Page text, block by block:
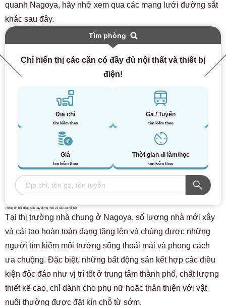
quanh Nagoya, hãy nhớ xem qua các mạng lưới đường sắt
khác sau đây.
Tìm phòng
Chỉ hiển thị các căn có đầy đủ nội thất và thiết bị
điện!
Địa chỉ
tìm kiếm theo
Ga / Tuyến
tìm kiếm theo
Giá
tìm kiếm theo
Thời gian đi làm/học
tìm kiếm theo
Thông tin bất động sản xây dựng mới và cải tạo nổi bật
Tại thị trường nhà chung ở Nagoya, số lượng nhà mới xây
và cải tạo hoàn toàn đang tăng lên và chúng được những
người tìm kiếm môi trường sống thoải mái và phong cách
ưa chuộng. Đặc biệt, những bất động sản kết hợp các điều
kiện độc đáo như vị trí tốt ở trung tâm thành phố, chất lượng
thiết kế cao, chỉ dành cho phụ nữ hoặc thân thiện với vật
nuôi thường được đặt kín chỗ từ sớm.